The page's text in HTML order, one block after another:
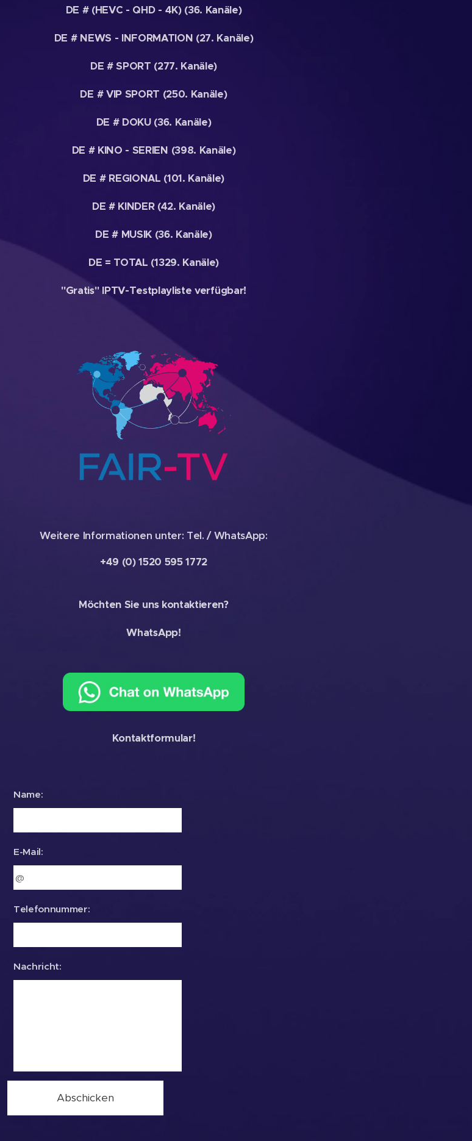
DE # (HEVC - QHD - 4K) (36. Kanäle)
DE # NEWS - INFORMATION (27. Kanäle)
DE # SPORT (277. Kanäle)
DE # VIP SPORT (250. Kanäle)
DE # DOKU (36. Kanäle)
DE # KINO - SERIEN (398. Kanäle)
DE # REGIONAL (101. Kanäle)
DE # KINDER (42. Kanäle)
DE # MUSIK (36. Kanäle)
DE = TOTAL (1329. Kanäle)
"Gratis" IPTV-Testplayliste verfügbar!
Weitere Informationen unter: Tel. / WhatsApp:
+49 (0) 1520 595 1772
Möchten Sie uns kontaktieren?
WhatsApp!
Kontaktformular!
Name:
E-Mail:
Telefonnummer:
Nachricht:
Abschicken